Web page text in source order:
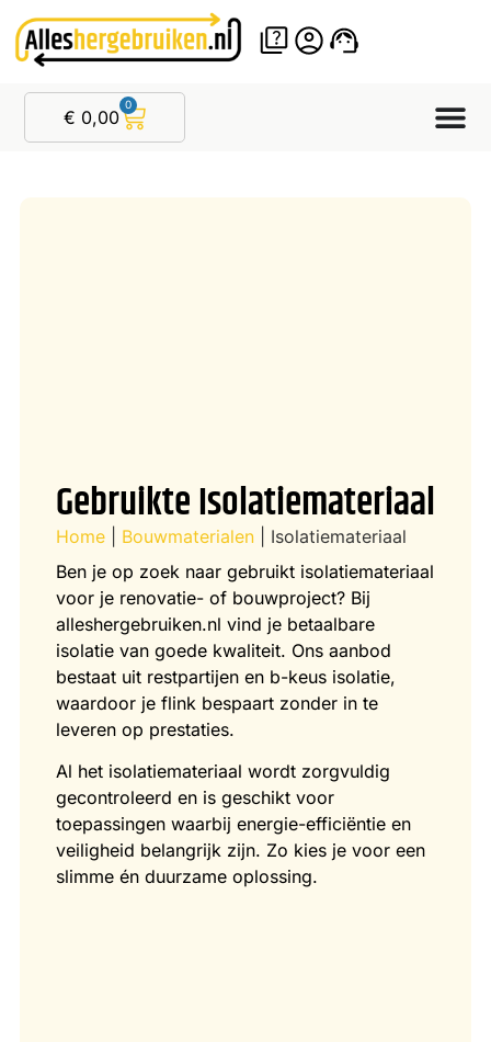
€ 0,00
0
Gebruikte Isolatiemateriaal
Home| Bouwmaterialen| Isolatiemateriaal
Ben je op zoek naar gebruikt isolatiemateriaal
voor je renovatie- of bouwproject? Bij
alleshergebruiken.nl vind je betaalbare
isolatie van goede kwaliteit. Ons aanbod
bestaat uit restpartijen en b-keus isolatie,
waardoor je flink bespaart zonder in te
leveren op prestaties.
Al het isolatiemateriaal wordt zorgvuldig
gecontroleerd en is geschikt voor
toepassingen waarbij energie-efficiëntie en
veiligheid belangrijk zijn. Zo kies je voor een
slimme én duurzame oplossing.